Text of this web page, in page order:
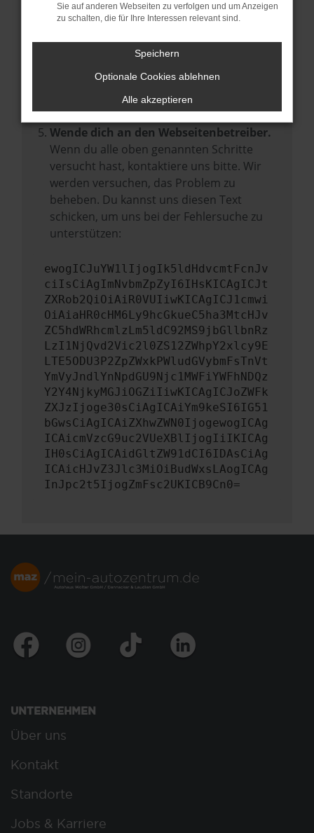
Stelle sicher, dass dein Browser und dein
Betriebssystem auf dem neuesten Stand
sind.
Veraltete Software birgt nicht nur ein
Sicherheitsrisiko, sondern kann auch dazu
führen, dass bestimmte Funktionen nicht
mehr unterstützt werden.
Wende dich an den Webseitenbetreiber.
Wenn du alle oben genannten Schritte
versucht hast, kontaktiere uns bitte. Wir
werden versuchen, das Problem zu
beheben. Du kannst uns diesen Text
schicken, um uns bei der Fehlersuche zu
unterstützen:
ewogICJuYW1lIjogIk5ldHdvcmtFcnJv
ciIsCiAgImNvbmZpZyI6IHsKICAgICJt
ZXRob2QiOiAiR0VUIiwKICAgICJ1cmwi
OiAiaHR0cHM6Ly9hcGkueC5ha3MtcHJv
ZC5hdWRhcmlzLm5ldC92MS9jbGllbnRz
LzI1NjQvd2Vic2l0ZS12ZWhpY2xlcy9E
LTE5ODU3P2ZpZWxkPWludGVybmFsTnVt
YmVyJndlYnNpdGU9Njc1MWFiYWFhNDQz
Y2Y4NjkyMGJiOGZiIiwKICAgICJoZWFk
ZXJzIjoge30sCiAgICAiYm9keSI6IG51
bGwsCiAgICAiZXhwZWN0IjogewogICAg
ICAicmVzcG9uc2VUeXBlIjogIiIKICAg
IH0sCiAgICAidGltZW91dCI6IDAsCiAg
ICAicHJvZ3Jlc3MiOiBudWxsLAogICAg
InJpc2t5IjogZmFsc2UKICB9Cn0=
UNTERNEHMEN
Über uns
Kontakt
Standorte
Jobs & Karriere
Sie auf anderen Webseiten zu verfolgen und um Anzeigen
zu schalten, die für Ihre Interessen relevant sind.
Speichern
Optionale Cookies ablehnen
Alle akzeptieren